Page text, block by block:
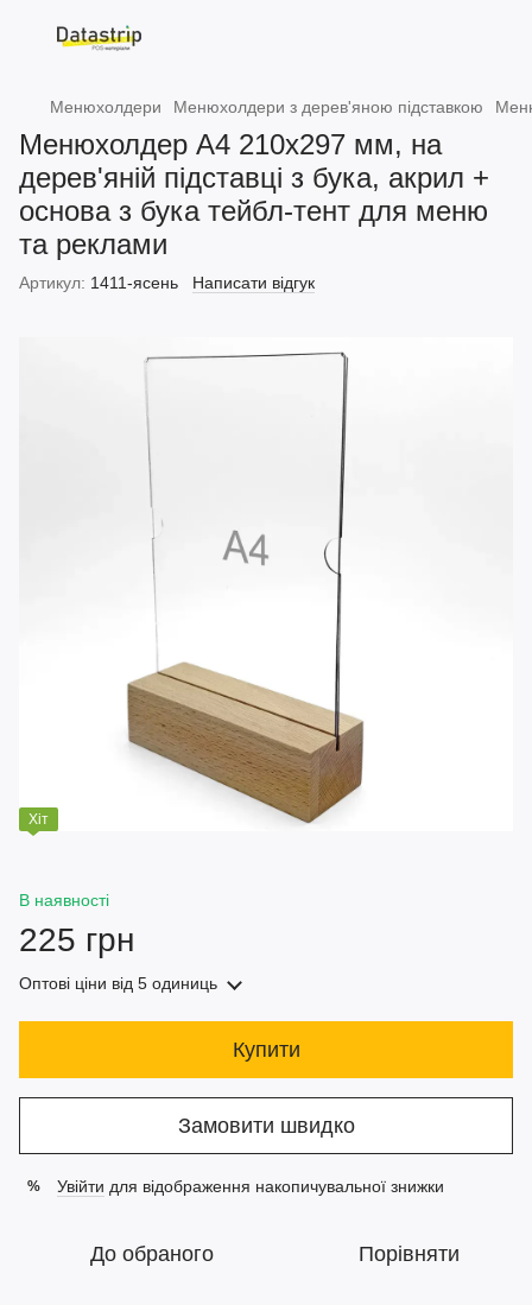
Менюхолдери Менюхолдери з дерев'яною підставкою
Менюхолдер А4 210x297 мм, на
дерев'яній підставці з бука, акрил +
основа з бука тейбл-тент для меню
та реклами
Артикул: 1411-ясень Написати відгук
Хіт
В наявності
225 грн
Оптові ціни від 5 одиниць
Купити
Замовити швидко
% Увійти для відображення накопичувальної знижки
До обраного Порівняти